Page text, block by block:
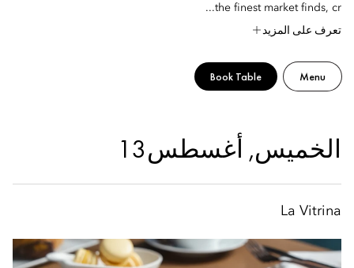
the finest market finds, cr...
تعرف على المزيد
Menu
Book Table
الخميس, أغسطس 13
La Vitrina